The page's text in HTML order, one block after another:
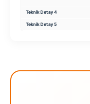
Teknik Detay 4
Teknik Detay 5